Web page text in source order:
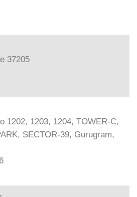
37205
1202, 1203, 1204, TOWER-C,
SECTOR-39, Gurugram,